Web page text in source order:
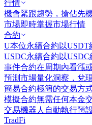
行情
機會緊跟趨勢，搶佔先
市場即時掌握市場行情
合約
U本位永續合約 以USDT
USDC永續合約 以
事件合約在周期內看漲
預測市場量化洞察，兌
簡易合約極簡的交易方
模擬合約無需任何本金
交易機器人 自動執行預
TradFi